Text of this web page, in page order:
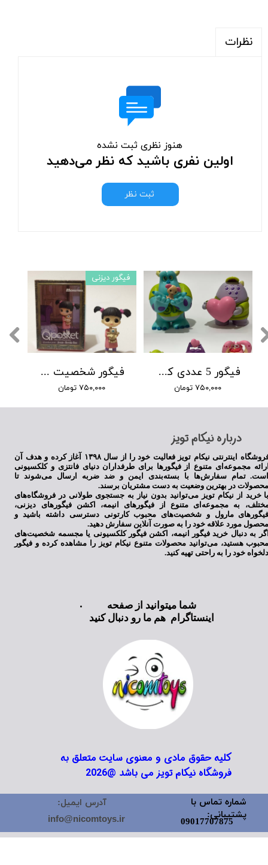
نظرات
هنوز نظری ثبت نشده
اولین نفری باشید که نظر می‌دهید
ثبت نظر
فیگور شخصیت بو در انیمیشن کارخانه هیولا ها
۷۵۰,۰۰۰ تومان
فیگور دیزنی
فیگور 5 عددی کارخانه هیولاها
۷۵۰,۰۰۰ تومان
​درباره نیکام تویز
فروشگاه اینترنتی نیکام تویز فعالیت خود را از سال ۱۳۹۸ آغاز کرده و هدف آن
مجموعه‌ای متنوع از فیگورها برای طرفداران دنیای فانتزی و کلکسیونی
تمام سفارش‌ها با بسته‌بندی ایمن و ضد ضربه ارسال می‌شوند تا
در بهترین وضعیت به دست مشتریان برسند.
خرید از نیکام تویز می‌توانید بدون نیاز به جستجوی طولانی در فروشگاه‌های
به مجموعه‌ای متنوع از فیگورهای انیمه، اکشن فیگورهای دیزنی،
مارول و شخصیت‌های محبوب کارتونی دسترسی داشته باشید و
مورد علاقه خود را به صورت آنلاین سفارش دهید.
به دنبال خرید فیگور انیمه، اکشن فیگور کلکسیونی یا مجسمه شخصیت‌های
هستید، می‌توانید محصولات متنوع نیکام تویز را مشاهده کرده و فیگور
خود را به راحتی تهیه کنید.
کلیه حقوق مادی و معنوی سایت متعلق به
فروشگاه نیکام تویز می باشد @2026
شما میتوانید از صفحه
اینستاگرام هم ما رو دنبال کنید
شماره تماس با
پشتیبانی:
09017707875
آدرس ایمیل:
info@nicomtoys.ir